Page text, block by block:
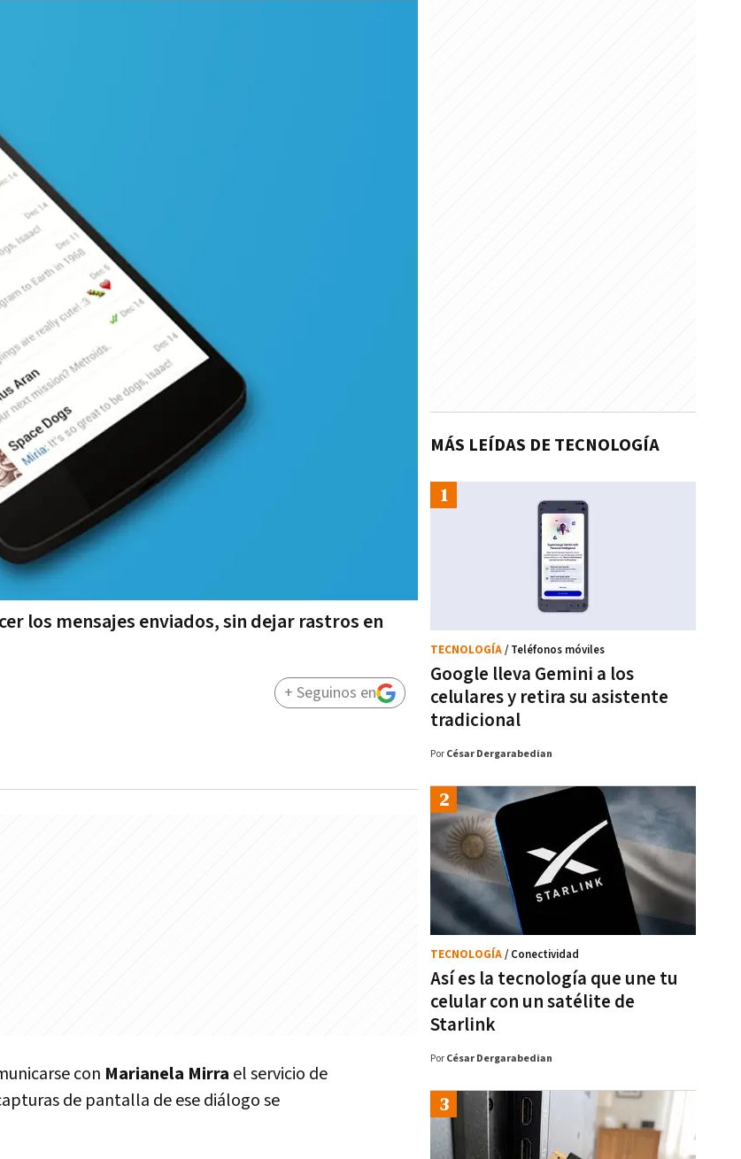
los mensajes enviados, sin dejar rastros en
+ Seguinos en
con Marianela Mirra el servicio de
de pantalla de ese diálogo se
MÁS LEÍDAS DE TECNOLOGÍA
Google lleva Gemini a los
celulares y retira su asistente
tradicional
TECNOLOGÍA/ Teléfonos móviles
Por César Dergarabedian
Así es la tecnología que une tu
celular con un satélite de
Starlink
TECNOLOGÍA/ Conectividad
Por César Dergarabedian